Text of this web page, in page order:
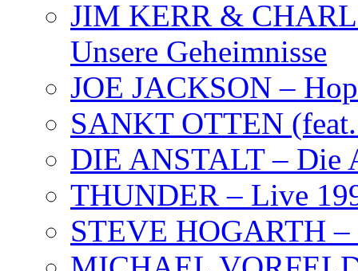
JIM KERR &
Unsere Geheimnisse
JOE JACKSON –
SANKT OTTEN
DIE ANSTALT – Die
THUNDER – Live
STEVE HOGARTH –